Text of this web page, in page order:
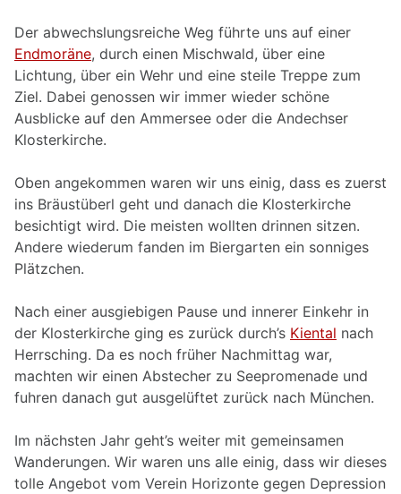
Der abwechslungsreiche Weg führte uns auf einer
Endmoräne, durch einen Mischwald, über eine
Lichtung, über ein Wehr und eine steile Treppe zum
Ziel. Dabei genossen wir immer wieder schöne
Ausblicke auf den Ammersee oder die Andechser
Klosterkirche.
Oben angekommen waren wir uns einig, dass es zuerst
ins Bräustüberl geht und danach die Klosterkirche
besichtigt wird. Die meisten wollten drinnen sitzen.
Andere wiederum fanden im Biergarten ein sonniges
Plätzchen.
Nach einer ausgiebigen Pause und innerer Einkehr in
der Klosterkirche ging es zurück durch’s Kiental nach
Herrsching. Da es noch früher Nachmittag war,
machten wir einen Abstecher zu Seepromenade und
fuhren danach gut ausgelüftet zurück nach München.
Im nächsten Jahr geht’s weiter mit gemeinsamen
Wanderungen. Wir waren uns alle einig, dass wir dieses
tolle Angebot vom Verein Horizonte gegen Depression